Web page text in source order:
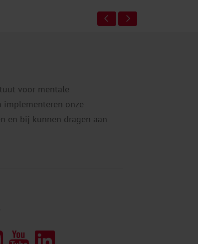
voor mentale
implementeren onze
en bij kunnen dragen aan